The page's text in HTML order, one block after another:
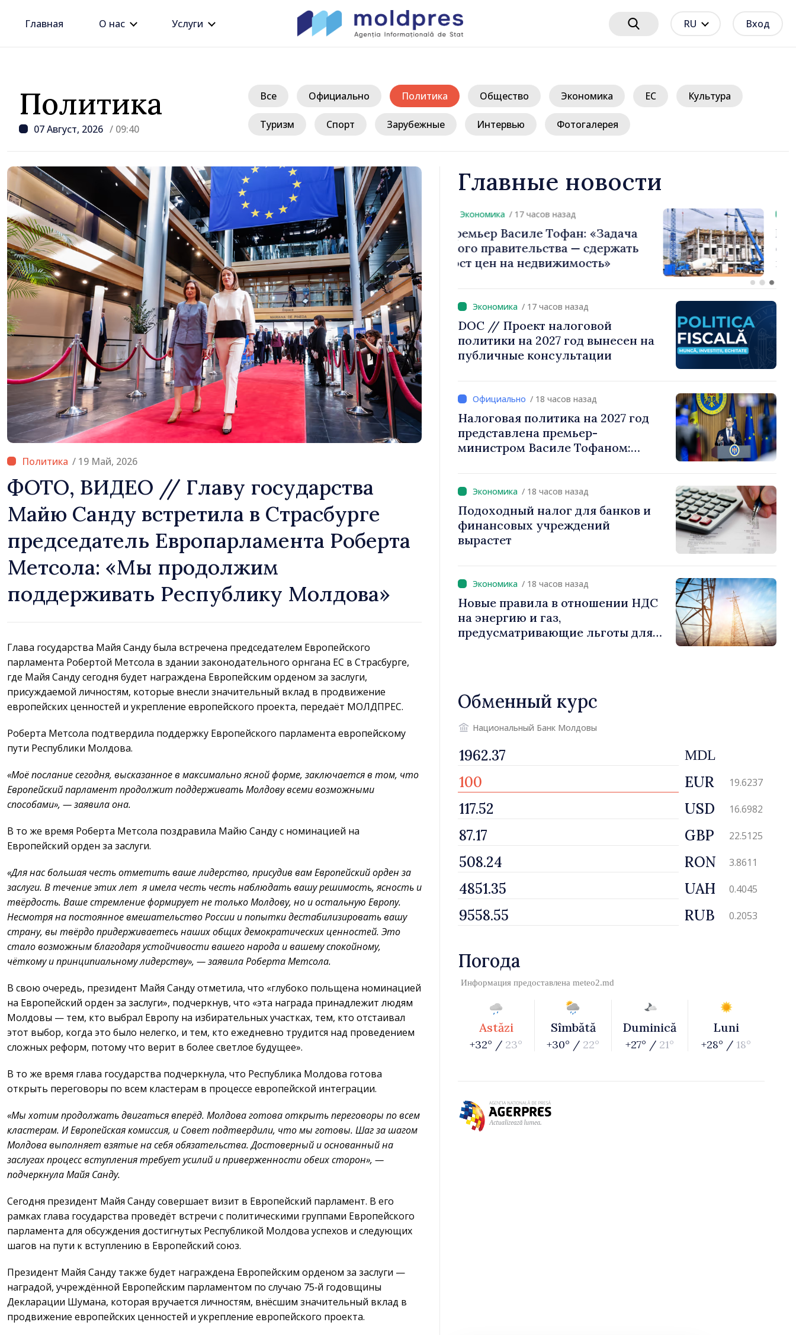
Главная О нас Услуги RU Вход
Политика
07 Август, 2026 / 09:40
Все Официально Политика Общество Экономика ЕС Культура
Туризм Спорт Зарубежные Интервью Фотогалерея
/ 19 Май, 2026
ФОТО, ВИДЕО // Главу государства
Майю Санду встретила в Страсбурге
председатель Европарламента Роберта
Метсола: «Мы продолжим
поддерживать Республику Молдова»
Глава государства Майя Санду была встречена председателем Европейского
парламента Робертой Метсола в здании законодательного орнгана ЕС в Страсбурге,
где Майя Санду сегодня будет награждена Европейским орденом за заслуги,
присуждаемой личностям, которые внесли значительный вклад в продвижение
европейских ценностей и укрепление европейского проекта, передаёт МОЛДПРЕС.
Роберта Метсола подтвердила поддержку Европейского парламента европейскому
пути Республики Молдова.
«Моё послание сегодня, высказанное в максимально ясной форме, заключается в том, что
Европейский парламент продолжит поддерживать Молдову всеми возможными
способами», — заявила она.
В то же время Роберта Метсола поздравила Майю Санду с номинацией на
Европейский орден за заслуги.
«Для нас большая честь отметить ваше лидерство, присудив вам Европейский орден за
заслуги. В течение этих лет я имела честь честь наблюдать вашу решимость, ясность и
твёрдость. Ваше стремление формирует не только Молдову, но и остальную Европу.
Несмотря на постоянное вмешательство России и попытки дестабилизировать вашу
страну, вы твёрдо придерживаетесь наших общих демократических ценностей. Это
стало возможным благодаря устойчивости вашего народа и вашему спокойному,
чёткому и принципиальному лидерству», — заявила Роберта Метсола.
В свою очередь, президент Майя Санду отметила, что «глубоко польщена номинацией
на Европейский орден за заслуги», подчеркнув, что «эта награда принадлежит людям
Молдовы — тем, кто выбрал Европу на избирательных участках, тем, кто отстаивал
этот выбор, когда это было нелегко, и тем, кто ежедневно трудится над проведением
сложных реформ, потому что верит в более светлое будущее».
В то же время глава государства подчеркнула, что Республика Молдова готова
открыть переговоры по всем кластерам в процессе европейской интеграции.
«Мы хотим продолжать двигаться вперёд. Молдова готова открыть переговоры по всем
кластерам. И Европейская комиссия, и Совет подтвердили, что мы готовы. Шаг за шагом
Молдова выполняет взятые на себя обязательства. Достоверный и основанный на
заслугах процесс вступления требует усилий и приверженности обеих сторон», —
подчеркнула Майя Санду.
Сегодня президент Майя Санду совершает визит в Европейский парламент. В его
рамках глава государства проведёт встречи с политическими группами Европейского
парламента для обсуждения достигнутых Республикой Молдова успехов и следующих
шагов на пути к вступлению в Европейский союз.
Президент Майя Санду также будет награждена Европейским орденом за заслуги —
наградой, учреждённой Европейским парламентом по случаю 75‑й годовщины
Декларации Шумана, которая вручается личностям, внёсшим значительный вклад в
продвижение европейских ценностей и укрепление европейского проекта.
Главные новости
/ 17 часов назад
Премьер Василе Тофан: «Задача
этого правительства — сдержать
рост цен на недвижимость»
/ 17 часов назад
Министр финансов разъяснила
основные предлагаемые
изменения налоговой политики
/ 17 часов назад
DOC // Проект налоговой
политики на 2027 год вынесен на
публичные консультации
/ 18 часов назад
Налоговая политика на 2027 год
представлена премьер-
министром Василе Тофаном:
инвестиций и более справедливое
налогообложение
/ 18 часов назад
Подоходный налог для банков и
финансовых учреждений
вырастет
/ 18 часов назад
Новые правила в отношении НДС
на энергию и газ,
предусматривающие льготы для
Обменный курс
Национальный Банк Молдовы
MDL
EUR 19.6237
USD 16.6982
GBP 22.5125
RON 3.8611
UAH 0.4045
RUB 0.2053
Погода
Информация предоставлена meteo2.md
Astăzi
+32° / 23°
Sîmbătă
+30° / 22°
Duminică
+27° / 21°
Luni
+28° / 18°